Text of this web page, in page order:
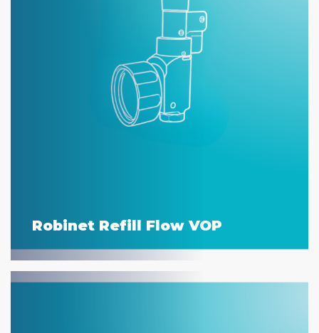
Robinet Refill Flow VOP